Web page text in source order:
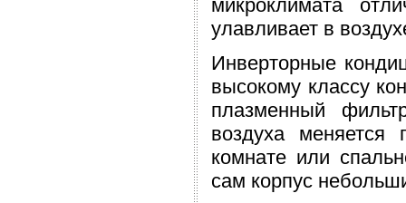
микроклимата
улавливает в
Инверторные
высокому классу
плазменный
воздуха
комнате или
сам корпус